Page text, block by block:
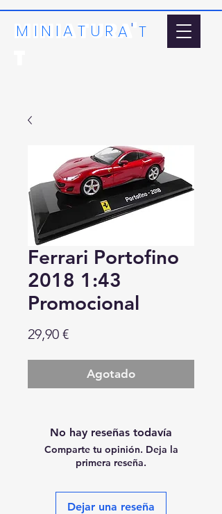
MINIATURA'
MINIAT URA T
'
Ferrari Portofino
2018 1:43
Promocional
29,90 €Precio
Agotado
No hay reseñas todavía
Comparte tu opinión. Deja la
primera reseña.
Dejar una reseña